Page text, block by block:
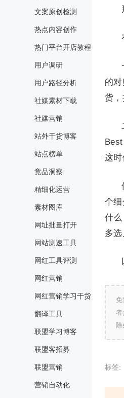
文案原创检测
热点内容创作
热门平台开店教程
用户调研
用户路径分析
社媒素材下载
社媒营销
站外干货博客
站点榜单
竞品洞察
精细化运营
素材图库
网址批量打开
网站测速工具
网红工具评测
网红营销
网红营销学习干货
翻译工具
联盟学习博客
联盟客招募
联盟营销
营销自动化
的
货，
这时
个
什
多选
免
者
除
标签: